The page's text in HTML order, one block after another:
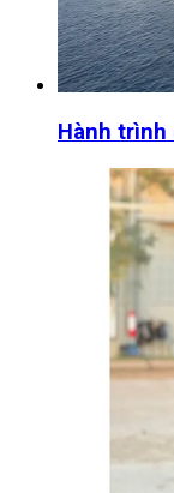
Hành trình